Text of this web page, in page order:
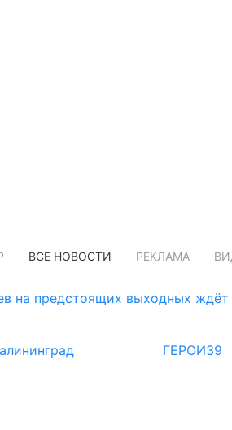
ВСЕ НОВОСТИ РЕКЛАМА
на предстоящих выходных
ГЕРОИ39